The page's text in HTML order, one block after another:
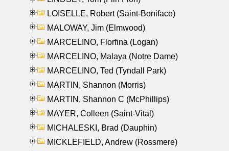
LOISELLE, Robert (Saint-Boniface)
MALOWAY, Jim (Elmwood)
MARCELINO, Florfina (Logan)
MARCELINO, Malaya (Notre Dame)
MARCELINO, Ted (Tyndall Park)
MARTIN, Shannon (Morris)
MARTIN, Shannon C (McPhillips)
MAYER, Colleen (Saint-Vital)
MICHALESKI, Brad (Dauphin)
MICKLEFIELD, Andrew (Rossmere)